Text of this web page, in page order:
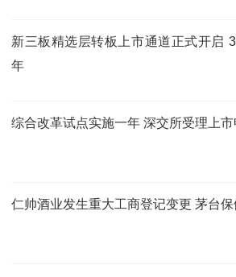
新三板精选层转板上市通道正式开启
年
综合改革试点实施一年 深交所受理上
仁帅酒业发生重大工商登记变更 茅台